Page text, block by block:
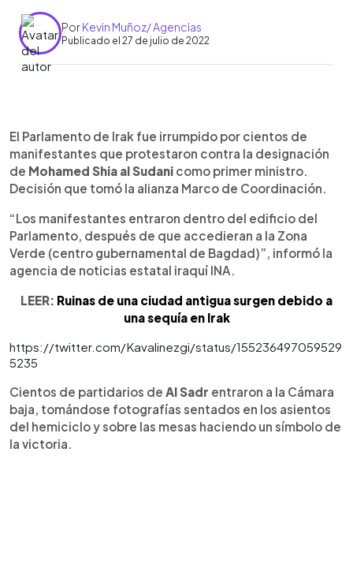
PorKevin Muñoz/ Agencias
Publicado el 27 de julio de 2022
Escuchar artículo
El Parlamento de Irak fue irrumpido por cientos de
manifestantes que protestaron contra la designación
de Mohamed Shia al Sudani como primer ministro.
Decisión que tomó la alianza Marco de Coordinación.
“Los manifestantes entraron dentro del edificio del
Parlamento, después de que accedieran a la Zona
Verde (centro gubernamental de Bagdad)”, informó la
agencia de noticias estatal iraquí INA.
LEER: Ruinas de una ciudad antigua surgen debido a
una sequía en Irak
https://twitter.com/Kavalinezgi/status/155236497059529
5235
Cientos de partidarios de Al Sadr entraron a la Cámara
baja, tomándose fotografías sentados en los asientos
del hemiciclo y sobre las mesas haciendo un símbolo de
la victoria.